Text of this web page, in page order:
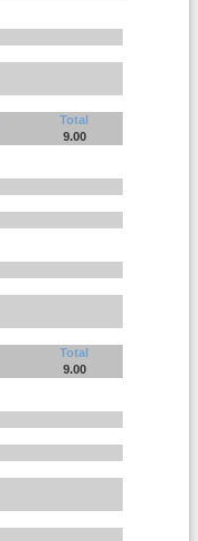
Total
9.00
Total
9.00